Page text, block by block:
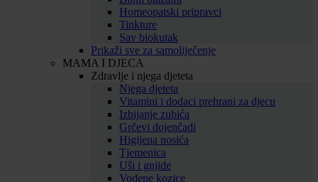
Homeopatski pripravci
Tinkture
Sav biokutak
Prikaži sve za samoliječenje
MAMA I DJECA
Zdravlje i njega djeteta
Njega djeteta
Vitamini i dodaci prehrani za djecu
Izbijanje zubića
Grčevi dojenčadi
Higijena nosića
Tjemenica
Uši i gnjide
Vodene kozice